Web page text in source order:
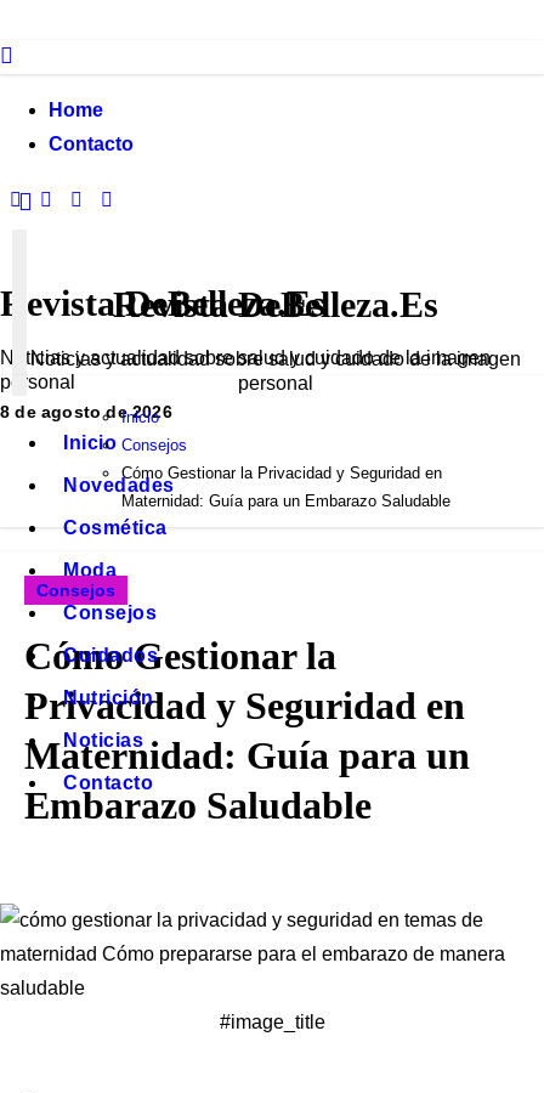
al
Home
Contacto
Revista DeBelleza.Es
Noticias y actualidad sobre salud y cuidado de la imagen
personal
8 de agosto de 2026
Revista DeBelleza.Es
Noticias y actualidad sobre salud y cuidado de la imagen
personal
Inicio
Novedades
Cosmética
Moda
Consejos
Cuidados
Nutrición
Noticias
Contacto
Inicio
Consejos
Cómo Gestionar la Privacidad y Seguridad en
Maternidad: Guía para un Embarazo Saludable
Consejos
Cómo Gestionar la
Privacidad y Seguridad en
Maternidad: Guía para un
Embarazo Saludable
#image_title